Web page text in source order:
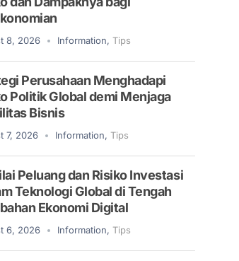
8, 2026 Information, Tips
Perusahaan Menghadapi
Politik Global demi Menjaga
Bisnis
7, 2026 Information, Tips
Peluang dan Risiko Investasi
Teknologi Global di Tengah
Ekonomi Digital
6, 2026 Information, Tips